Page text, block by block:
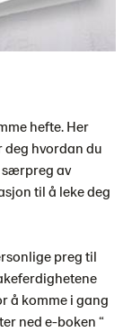
hefte. Her
deg hvordan du
særpreg av
til å leke deg
preg til
å komme i gang
ned e-boken “